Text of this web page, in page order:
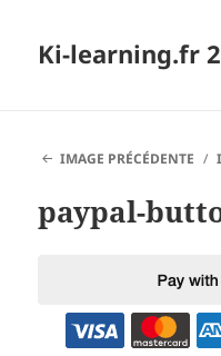
Ki-learning.fr
IMAGE PRÉCÉDENTE
paypal-